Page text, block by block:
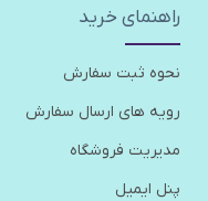
راهنمای خرید
نحوه ثبت سفارش
رویه های ارسال سفارش
مدیریت فروشگاه
پنل ایمیل